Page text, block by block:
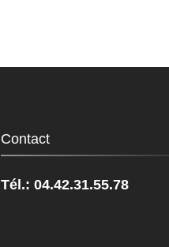
Contact
Tél.: 04.42.31.55.78